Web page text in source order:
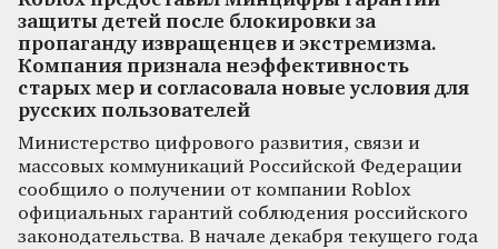
защиты детей после блокировки за
пропаганду извращенцев и экстремизма.
Компания признала неэффективность
старых мер и согласовала новые условия для
русских пользователей
Министерство цифрового развития, связи и
массовых коммуникаций Российской Федерации
сообщило о получении от компании Roblox
официальных гарантий соблюдения российского
законодательства. В начале декабря текущего года